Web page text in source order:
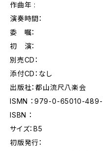
作曲年 :
演奏時間：
委 嘱：
初 演：
別売CD：
添付CD：なし
出版社：都山流尺八楽会
ISMN ：979-0-65010-
ISBN ：
サイズ：B5
初版発行：